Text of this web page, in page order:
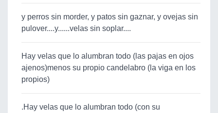
y perros sin morder, y patos sin gaznar, y ovejas sin
pulover....y......velas sin soplar....
Hay velas que lo alumbran todo (las pajas en ojos
ajenos)menos su propio candelabro (la viga en los
propios)
.Hay velas que lo alumbran todo (con su